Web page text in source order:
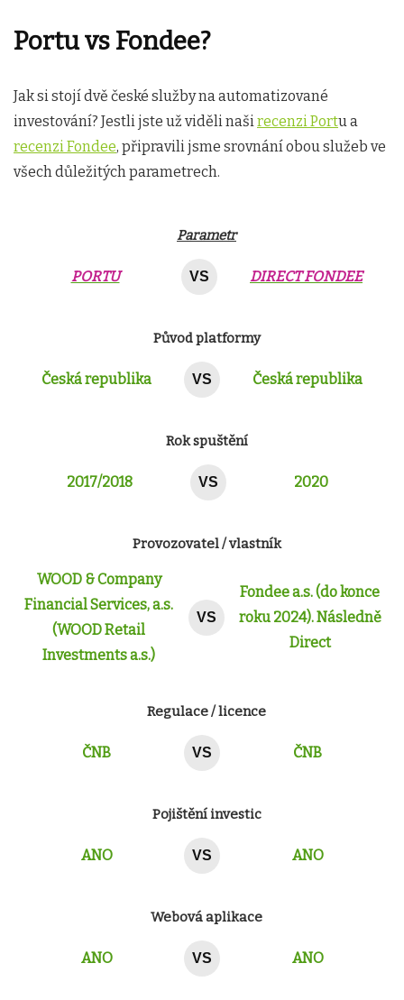
Portu vs Fondee?
Jak si stojí dvě české služby na automatizované
investování? Jestli jste už viděli naširecenzi Portu a
recenzi Fondee, připravili jsme srovnání obou služeb ve
všech důležitých parametrech.
Parametr
PORTU VS DIRECT FONDEE
Původ platformy
Česká republika VS Česká republika
Rok spuštění
2017/2018 VS 2020
Provozovatel / vlastník
WOOD & Company
Financial Services, a.s.
(WOOD Retail
Investments a.s.)
VS
Fondee a.s. (do konce
roku 2024). Následně
Direct
Regulace / licence
ČNB VS ČNB
Pojištění investic
ANO VS ANO
Webová aplikace
ANO VS ANO